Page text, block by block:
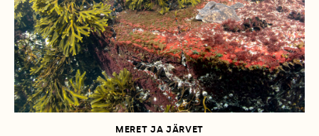
MERET JA JÄRVET